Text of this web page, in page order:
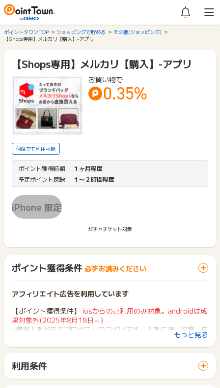
ポイントタウンTOP ショッピングで貯める
その他(ショッピング)
【Shops専用】メルカリ【購入】-アプリ
【Shops専用】メルカリ【購入】-アプリ
お買い物で
0.35%
何度でも利用可能
ポイント獲得時期
１ヶ月程度
予定ポイント反映
１〜２時間程度
iPhone 限定
ガチャチケット対象
ポイント獲得条件 必ずお読みください
アフィリエイト広告を利用しています
【ポイント獲得条件】 iosからのご利用のみ対象。androidは成
果対象外(2025年8月18日～)
※獲得上限があるプログラムでございます。上限に達し次第、自
・アプリ上での購入後、30日以内にメルカリShopsの取引を完
・メルカリ公式サイトに遷移する前に、アプリインストール・
アプリ上での会員登録（登録済みのユーザーはログイン）を行
もっと見る
利用条件